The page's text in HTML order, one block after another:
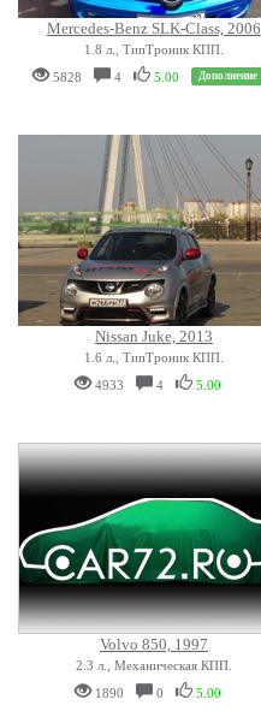
Mercedes-Benz SLK-Class, 2006
1.8 л., ТипТроник КПП.
5828
4 5.00 Дополнение
Nissan Juke, 2013
1.6 л., ТипТроник КПП.
4933
4 5.00
Volvo 850, 1997
2.3 л., Механическая КПП.
1890
0 5.00